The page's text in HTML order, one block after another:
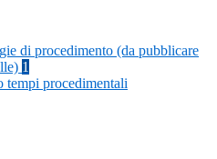
di procedimento (da pubblicare
1
tempi procedimentali